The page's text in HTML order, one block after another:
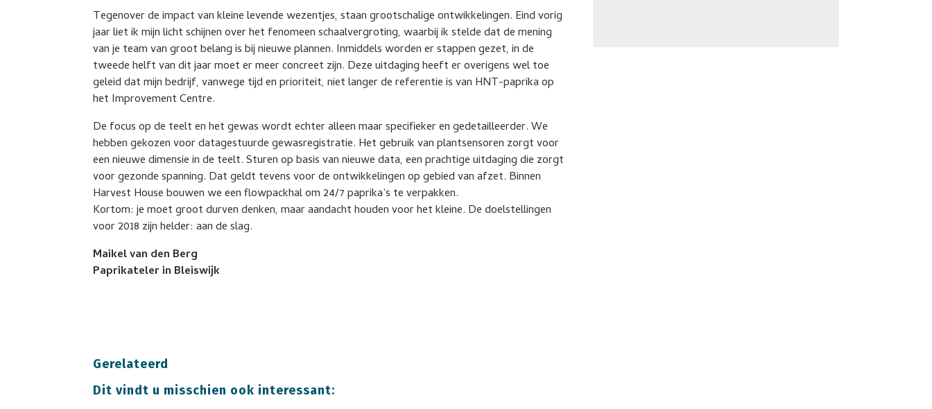
Tegenover de impact van kleine levende wezentjes, staan grootschalige ontwikkelingen. Eind vorig
jaar liet ik mijn licht schijnen over het fenomeen schaalvergroting, waarbij ik stelde dat de mening
van je team van groot belang is bij nieuwe plannen. Inmiddels worden er stappen gezet, in de
tweede helft van dit jaar moet er meer concreet zijn. Deze uitdaging heeft er overigens wel toe
geleid dat mijn bedrijf, vanwege tijd en prioriteit, niet langer de referentie is van HNT-paprika op
het Improvement Centre.
De focus op de teelt en het gewas wordt echter alleen maar specifieker en gedetailleerder. We
hebben gekozen voor datagestuurde gewasregistratie. Het gebruik van plantsensoren zorgt voor
een nieuwe dimensie in de teelt. Sturen op basis van nieuwe data, een prachtige uitdaging die zorgt
voor gezonde spanning. Dat geldt tevens voor de ontwikkelingen op gebied van afzet. Binnen
Harvest House bouwen we een flowpackhal om 24/7 paprika’s te verpakken.
Kortom: je moet groot durven denken, maar aandacht houden voor het kleine. De doelstellingen
voor 2018 zijn helder: aan de slag.
Maikel van den Berg
Paprikateler in Bleiswijk
Gerelateerd
Dit vindt u misschien ook interessant: